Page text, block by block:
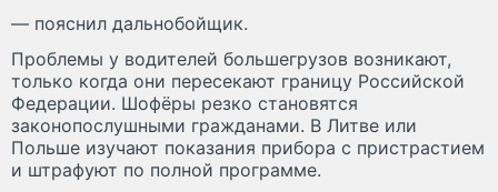
— пояснил дальнобойщик.
Проблемы у водителей большегрузов возникают,
только когда они пересекают границу Российской
Федерации. Шофёры резко становятся
законопослушными гражданами. В Литве или
Польше изучают показания прибора с пристрастием
и штрафуют по полной программе.